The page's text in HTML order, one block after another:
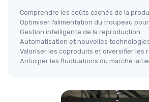
Comprendre les coûts cachés de la
Optimiser l’alimentation du troupeau
Gestion intelligente de la reproduction
Automatisation et nouvelles
Valoriser les coproduits et diversifier les
Anticiper les fluctuations du marché